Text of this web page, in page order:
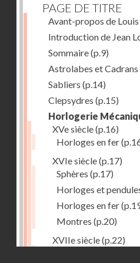
PAGE DE TITRE
Avant-propos de
Introduction de Jean
Sommaire(p.9)
Astrolabes et Cadrans
Sabliers (p.14)
Clepsydres (p.15)
Horlogerie
XVe siècle(p.16)
Horloges en fer
XVIe siècle(p.17)
Sphères (p.17)
Horloges et
Horloges en fer
Montres (p.20)
XVIIe siècle(p.22)